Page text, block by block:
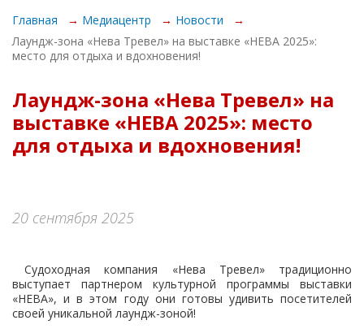
О Выставке
Экспонентам
Программа
Услуги
Контакты
Главная Медиацентр
Новости
Лаундж-зона «Нева Тревел» на выставке «НЕВА 2025»:
место для отдыха и вдохновения!
Лаундж-зона «Нева Тревел» на
выставке «НЕВА 2025»: место
для отдыха и вдохновения!
20 сентября 2025
Судоходная компания «Нева Тревел» традиционно
выступает партнером культурной программы выставки
«НЕВА», и в этом году они готовы удивить посетителей
своей уникальной лаундж-зоной!